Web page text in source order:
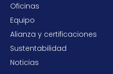
Oficinas
Equipo
Alianza y certificaciones
Sustentabilidad
Noticias